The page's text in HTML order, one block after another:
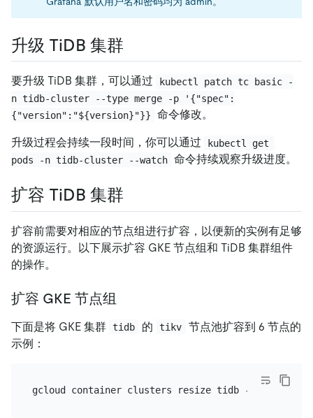
升级 TiDB 集群
要升级 TiDB 集群，可以通过
kubectl patch tc basic -
n tidb-cluster --type merge -p '{"spec":
{"version":"${version}"}}
命令修改。
升级过程会持续一段时间，你可以通过
kubectl get
pods -n tidb-cluster --watch 命令持续观察升级进度。
扩容 TiDB 集群
扩容前需要对相应的节点组进行扩容，以便新的实例有足够
的资源运行。以下展示扩容 GKE 节点组和 TiDB 集群组件
的操作。
扩容 GKE 节点组
下面是将 GKE 集群 tidb 的 tikv
节点池扩容到 6 节点的
示例：